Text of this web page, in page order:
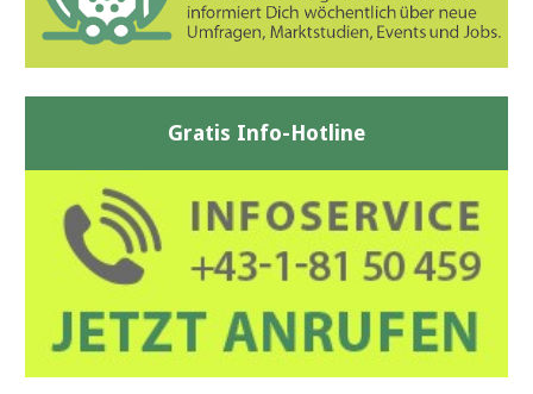
Gratis Info-Hotline